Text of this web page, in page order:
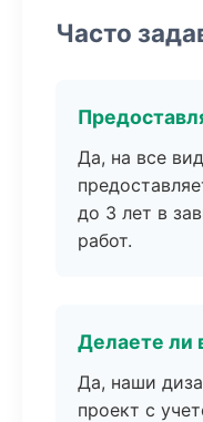
Часто
Да, на все
до 3 лет в
работ.
Делаете ли
Да, наши
проект с